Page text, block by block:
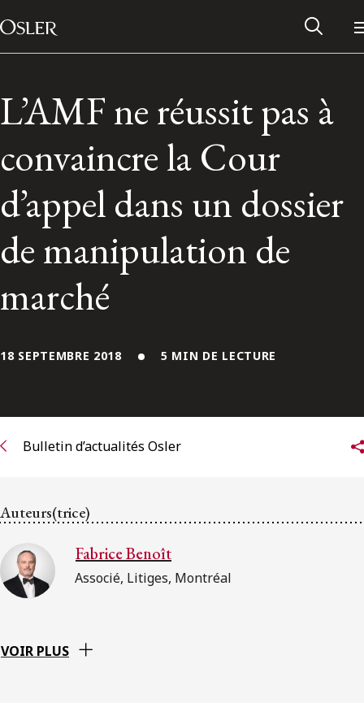
Passer au contenu
Main Navigation
Réseau des anciens d’Osler
L’AMF ne réussit pas à
convaincre la Cour
d’appel dans un dossier
de manipulation de
marché
18 SEPTEMBRE 2018 5 MIN DE LECTURE
Bulletin d’actualités Osler
Auteurs(trice)
Fabrice Benoît
Associé, Litiges, Montréal
VOIR PLUS